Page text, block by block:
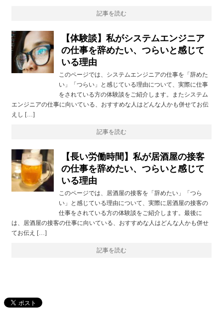
記事を読む
【体験談】私がシステムエンジニア
の仕事を辞めたい、つらいと感じて
いる理由
このページでは、システムエンジニアの仕事を「辞めた
い」「つらい」と感じている理由について、実際に仕事
をされている方の体験談をご紹介します。またシステム
エンジニアの仕事に向いている、おすすめな人はどんな人かも併せてお伝
えし […]
記事を読む
【長い労働時間】私が居酒屋の接客
の仕事を辞めたい、つらいと感じて
いる理由
このページでは、居酒屋の接客を「辞めたい」「つら
い」と感じている理由について、実際に居酒屋の接客の
仕事をされている方の体験談をご紹介します。最後に
は、居酒屋の接客の仕事に向いている、おすすめな人はどんな人かも併せ
てお伝え […]
記事を読む